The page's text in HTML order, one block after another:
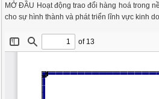
MỞ ĐẦU Hoạt động trao đổi hàng hoá trong
cho sự hình thành và phát triển lĩnh vực kinh